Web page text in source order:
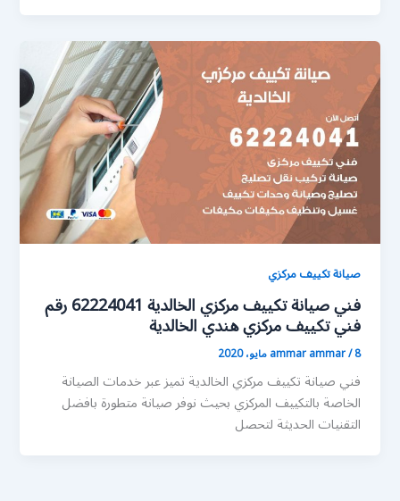
صيانة تكييف مركزي
فني صيانة تكييف مركزي الخالدية 62224041 رقم
فني تكييف مركزي هندي الخالدية
ammar ammar/8 مايو، 2020
فني صيانة تكييف مركزي الخالدية تميز عبر خدمات الصيانة
الخاصة بالتكييف المركزي بحيث نوفر صيانة متطورة بافضل
التقنيات الحديثة لتحصل